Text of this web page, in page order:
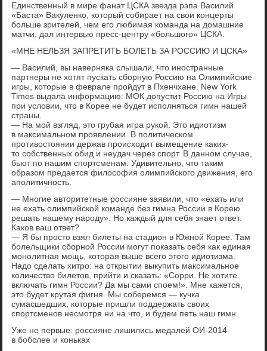
Единственный в мире фанат ЦСКА звезда рэпа Василий
«Баста» Вакуленко, который собирает на свои концерты
больше зрителей, чем его любимая команда на домашние
матчи, дал интервью пресс-центру «большого» ЦСКА.
«МНЕ НЕЛЬЗЯ ЗАПРЕТИТЬ БОЛЕТЬ ЗА РОССИЮ И ЦСКА»
— Василий, вы наверняка слышали, что иностранные
партнеры не хотят пускать сборную Россию на Олимпийские
игры, которые в феврале пройдут в Пхенчхане. New York
Times выдала информацию: МОК допустит Россию на Игры
при условии, что в Корее не будет исполняться гимн нашей
страны.
— На мой взгляд, это грубая игра рукой. Это идиотизм
в максимальном проявлении. В политическом
противостоянии держав происходит вымещение каких-
то собственных обид и неудач через спорт. В данном случае,
бьют по нашим спортсменам. Удивительно, что таким
образом предается философия олимпийского движения, его
аполитичность.
— Многие авторитетные россияне заявили, что «ехать или
не ехать олимпийской команде без гимна России в Корею
решать нашему народу». Но каждый для себя знает ответ.
Каков ваш ответ?
— Я бы просто взял билеты на стадион в Южной Корее. Там
болельщики сборной России могут показать себя как единая
монолитная мощь, которая выше всего этого идиотизма.
Надо сделать хитро: на открытии выкупить максимальное
количество билетов, прийти и сказать: «Сорри. Не хотите
включать гимн России? Да мы сами споем!». Мне кажется,
это будет крутая фигня. Мы соберемся — кучка
сумасшедших, которые пришли поддержать своих
спортсменов несмотря ни на что, и будем петь наш гимн.
Уже не первые: россияне лишились медалей ОИ-2014
в бобслее и коньках